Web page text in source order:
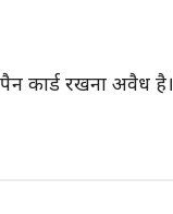
कार्ड रखना अवैध है।